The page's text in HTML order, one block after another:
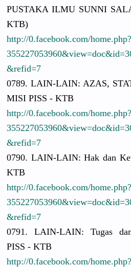
PUSTAKA ILMU SUNNI
KTB)
http://0.facebook.com/
355227053960&view=do
&refid=7
0789. LAIN-LAIN: AZAS,
MISI PISS - KTB
http://0.facebook.com/
355227053960&view=do
&refid=7
0790. LAIN-LAIN: Hak dan
KTB
http://0.facebook.com/
355227053960&view=do
&refid=7
0791. LAIN-LAIN: Tugas
PISS - KTB
http://0.facebook.com/